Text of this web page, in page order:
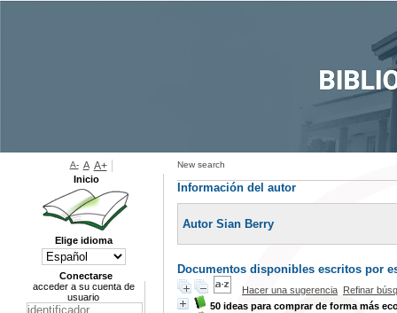
New search
Información del autor
Autor Sian Berry
Documentos disponibles escritos por
Hacer una sugerencia Refinar
50 ideas para comprar de forma más
A- A A+
Inicio
Elige idioma
Conectarse
acceder a su cuenta de
usuario